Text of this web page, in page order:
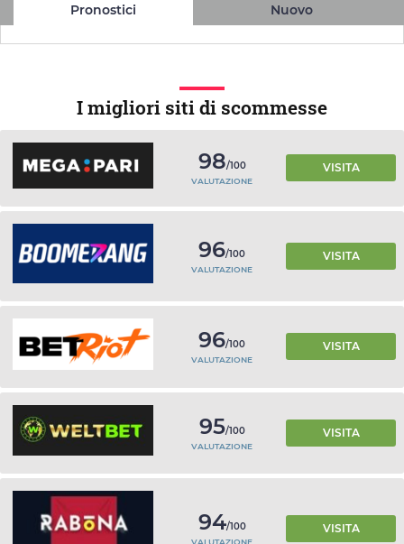
Pronostici Nuovo
I migliori siti di scommesse
98/100
VALUTAZIONE
VISITA
96/100
VALUTAZIONE
VISITA
96/100
VALUTAZIONE
VISITA
95/100
VALUTAZIONE
VISITA
94/100 VISITA